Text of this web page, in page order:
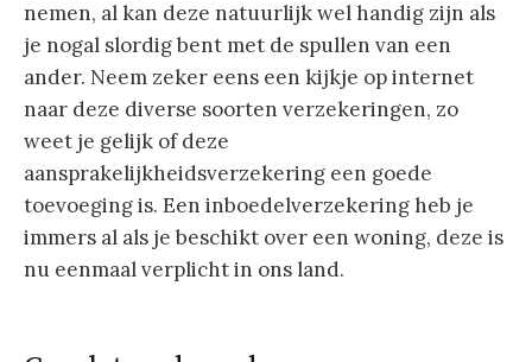
nemen, al kan deze natuurlijk wel handig zijn als
je nogal slordig bent met de spullen van een
ander. Neem zeker eens een kijkje op internet
naar deze diverse soorten verzekeringen, zo
weet je gelijk of deze
aansprakelijkheidsverzekering een goede
toevoeging is. Een inboedelverzekering heb je
immers al als je beschikt over een woning, deze is
nu eenmaal verplicht in ons land.